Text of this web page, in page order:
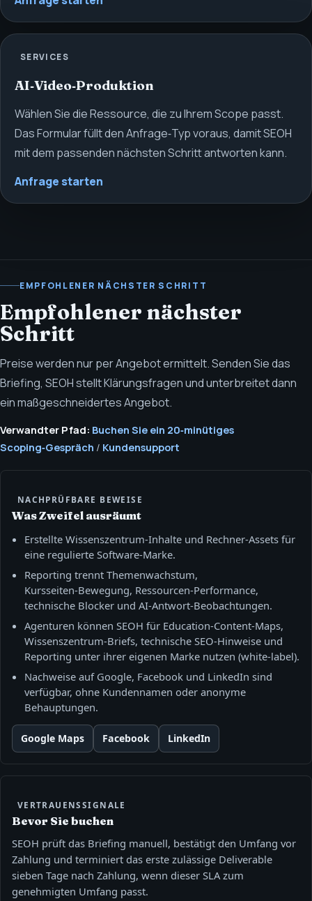
SERVICES
AI‑Video‑Produktion
Wählen Sie die Ressource, die zu Ihrem Scope passt.
Das Formular füllt den Anfrage‑Typ voraus, damit SEOH
mit dem passenden nächsten Schritt antworten kann.
Anfrage starten
EMPFOHLENER NÄCHSTER SCHRITT
Empfohlener nächster
Schritt
Preise werden nur per Angebot ermittelt. Senden Sie das
Briefing, SEOH stellt Klärungsfragen und unterbreitet dann
ein maßgeschneidertes Angebot.
Verwandter Pfad: Buchen Sie ein 20‑minütiges
Scoping‑Gespräch / Kundensupport
NACHPRÜFBARE BEWEISE
Was Zweifel ausräumt
Erstellte Wissenszentrum‑Inhalte und Rechner‑Assets für
eine regulierte Software‑Marke.
Reporting trennt Themenwachstum,
Kursseiten‑Bewegung, Ressourcen‑Performance,
technische Blocker und AI‑Antwort‑Beobachtungen.
Agenturen können SEOH für Education‑Content‑Maps,
Wissenszentrum‑Briefs, technische SEO‑Hinweise und
Reporting unter ihrer eigenen Marke nutzen (white-label).
Nachweise auf Google, Facebook und LinkedIn sind
verfügbar, ohne Kundennamen oder anonyme
Behauptungen.
Google Maps Facebook LinkedIn
VERTRAUENSSIGNALE
Bevor Sie buchen
SEOH prüft das Briefing manuell, bestätigt den Umfang vor
Zahlung und terminiert das erste zulässige Deliverable
sieben Tage nach Zahlung, wenn dieser SLA zum
genehmigten Umfang passt.